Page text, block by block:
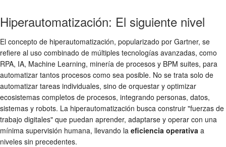
Hiperautomatización: El siguiente nivel
El concepto de hiperautomatización, popularizado por Gartner, se
refiere al uso combinado de múltiples tecnologías avanzadas, como
RPA, IA, Machine Learning, minería de procesos y BPM suites, para
automatizar tantos procesos como sea posible. No se trata solo de
automatizar tareas individuales, sino de orquestar y optimizar
ecosistemas completos de procesos, integrando personas, datos,
sistemas y robots. La hiperautomatización busca construir "fuerzas de
trabajo digitales" que puedan aprender, adaptarse y operar con una
mínima supervisión humana, llevando la eficiencia operativa a
niveles sin precedentes.